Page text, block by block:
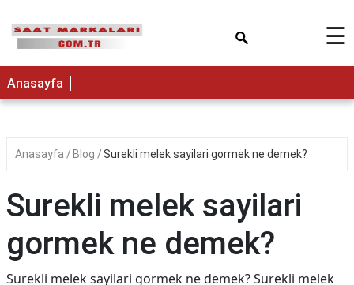
☰
Anasayfa
Anasayfa Blog Surekli melek sayilari gormek ne demek?
Surekli melek sayilari
gormek ne demek?
Surekli melek sayilari gormek ne demek? Surekli melek